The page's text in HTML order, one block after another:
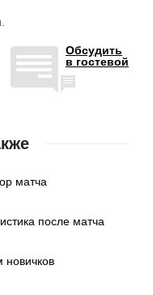
Обсудить
в гостевой
матча
после матча
новичков